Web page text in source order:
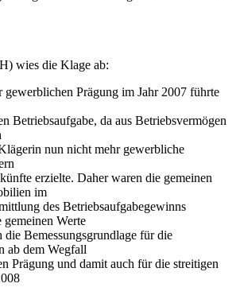
wies die Klage ab:
gewerblichen Prägung im Jahr 2007 führte
Betriebsaufgabe, da aus Betriebsvermögen
nun nicht mehr gewerbliche
erzielte. Daher waren die gemeinen
im
des Betriebsaufgabegewinns
gemeinen Werte
die Bemessungsgrundlage für die
ab dem Wegfall
Prägung und damit auch für die streitigen